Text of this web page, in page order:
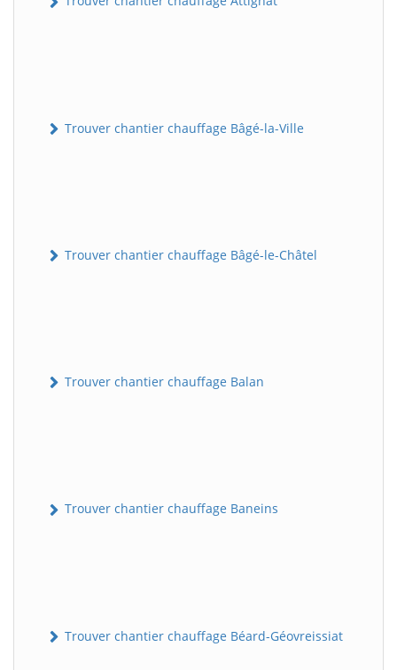
Trouver chantier chauffage Bâgé-la-Ville
Trouver chantier chauffage Bâgé-le-Châtel
Trouver chantier chauffage Balan
Trouver chantier chauffage Baneins
Trouver chantier chauffage Béard-Géovreissiat